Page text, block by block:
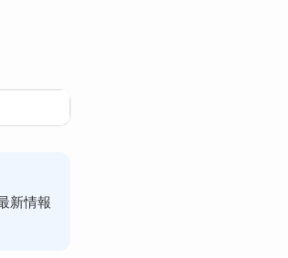
新情報